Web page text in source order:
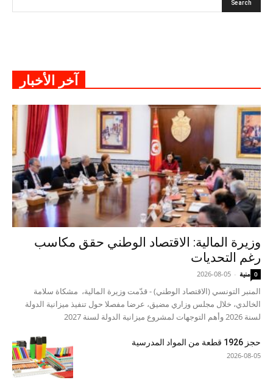
آخر الأخبار
وزيرة المالية: الاقتصاد الوطني حقق مكاسب
رغم التحديات
منية -
2026-08-05 0
المنبر التونسي (الاقتصاد الوطني) - قدّمت وزيرة المالية، مشكاة سلامة
الخالدي، خلال مجلس وزاري مضيق، عرضا مفصلا حول تنفيذ ميزانية الدولة
لسنة 2026 وأهم التوجهات لمشروع ميزانية الدولة لسنة 2027
حجز 1926 قطعة من المواد المدرسية
2026-08-05